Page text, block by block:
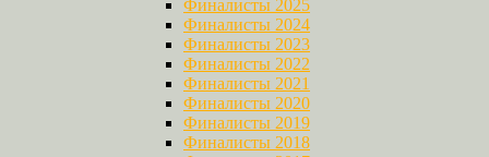
Финалисты 2025
Финалисты 2024
Финалисты 2023
Финалисты 2022
Финалисты 2021
Финалисты 2020
Финалисты 2019
Финалисты 2018